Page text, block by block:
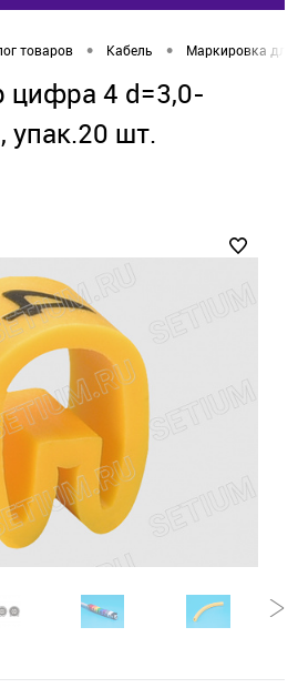
товаров • Кабель • Маркировка для
цифра 4 d=3,0-
шт.